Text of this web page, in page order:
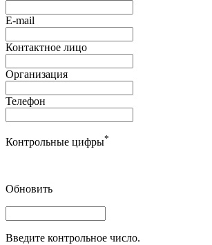
E-mail
Контактное лицо
Организация
Телефон
Контрольные цифры*
Обновить
Введите контрольное число.